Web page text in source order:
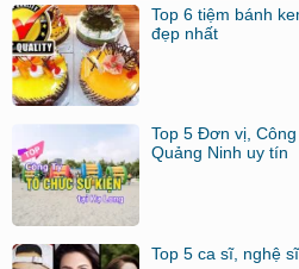
Top 6 tiệm bánh
đẹp nhất
Top 5 Đơn vị,
Quảng Ninh uy tín
Top 5 ca sĩ, nghệ